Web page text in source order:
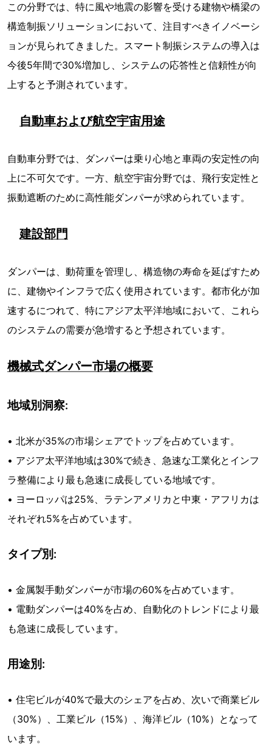
この分野では、特に風や地震の影響を受ける建物や橋梁の
構造制振ソリューションにおいて、注目すべきイノベーシ
ョンが見られてきました。スマート制振システムの導入は
今後5年間で30%増加し、システムの応答性と信頼性が向
上すると予測されています。
自動車および航空宇宙用途
自動車分野では、ダンパーは乗り心地と車両の安定性の向
上に不可欠です。一方、航空宇宙分野では、飛行安定性と
振動遮断のために高性能ダンパーが求められています。
建設部門
ダンパーは、動荷重を管理し、構造物の寿命を延ばすため
に、建物やインフラで広く使用されています。都市化が加
速するにつれて、特にアジア太平洋地域において、これら
のシステムの需要が急増すると予想されています。
機械式ダンパー市場の概要
地域別洞察:
• 北米が35%の市場シェアでトップを占めています。
• アジア太平洋地域は30%で続き、急速な工業化とインフ
ラ整備により最も急速に成長している地域です。
• ヨーロッパは25%、ラテンアメリカと中東・アフリカは
それぞれ5%を占めています。
タイプ別:
• 金属製手動ダンパーが市場の60%を占めています。
• 電動ダンパーは40%を占め、自動化のトレンドにより最
も急速に成長しています。
用途別:
• 住宅ビルが40%で最大のシェアを占め、次いで商業ビル
（30%）、工業ビル（15%）、海洋ビル（10%）となって
います。